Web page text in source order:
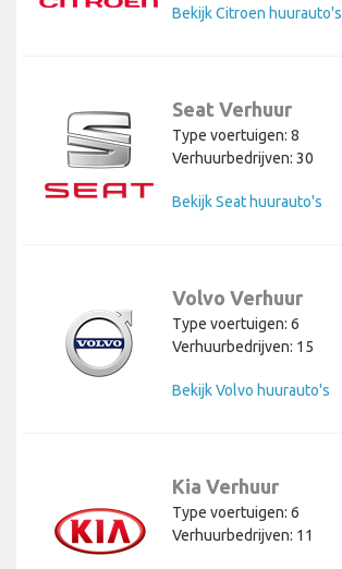
Bekijk Citroen huurauto's
Seat Verhuur
Type voertuigen: 8
Verhuurbedrijven: 30
Bekijk Seat huurauto's
Volvo Verhuur
Type voertuigen: 6
Verhuurbedrijven: 15
Bekijk Volvo huurauto's
Kia Verhuur
Type voertuigen: 6
Verhuurbedrijven: 11